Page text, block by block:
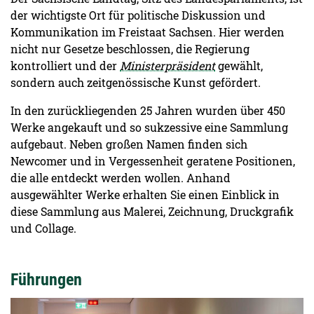
der wichtigste Ort für politische Diskussion und
Kommunikation im Freistaat Sachsen. Hier werden
nicht nur Gesetze beschlossen, die Regierung
kontrolliert und der Ministerpräsidentgewählt,
sondern auch zeitgenössische Kunst gefördert.
In den zurückliegenden 25 Jahren wurden über 450
Werke angekauft und so sukzessive eine Sammlung
aufgebaut. Neben großen Namen finden sich
Newcomer und in Vergessenheit geratene Positionen,
die alle entdeckt werden wollen. Anhand
ausgewählter Werke erhalten Sie einen Einblick in
diese Sammlung aus Malerei, Zeichnung, Druckgrafik
und Collage.
Führungen